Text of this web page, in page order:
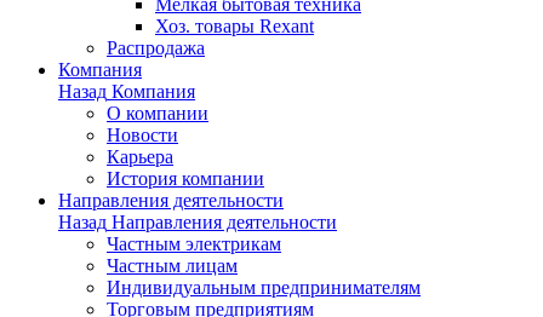
Мелкая бытовая техника
Хоз. товары Rexant
Распродажа
Компания
Назад Компания
О компании
Новости
Карьера
История компании
Направления деятельности
Назад Направления деятельности
Частным электрикам
Частным лицам
Индивидуальным предпринимателям
Торговым предприятиям